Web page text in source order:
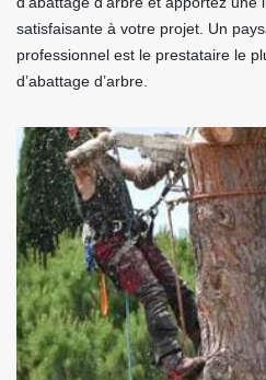
satisfaisante à votre projet. Un
professionnel est le prestataire le
d’abattage d’arbre.